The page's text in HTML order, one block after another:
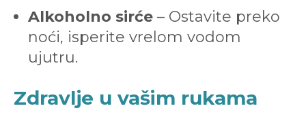
Alkoholno sirće – Ostavite preko
noći, isperite vrelom vodom
ujutru.
Zdravlje u vašim rukama